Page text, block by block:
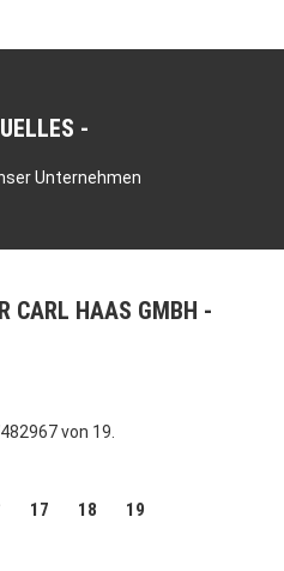
Unternehmen
CARL HAAS GMBH
von 19.
17 18 19